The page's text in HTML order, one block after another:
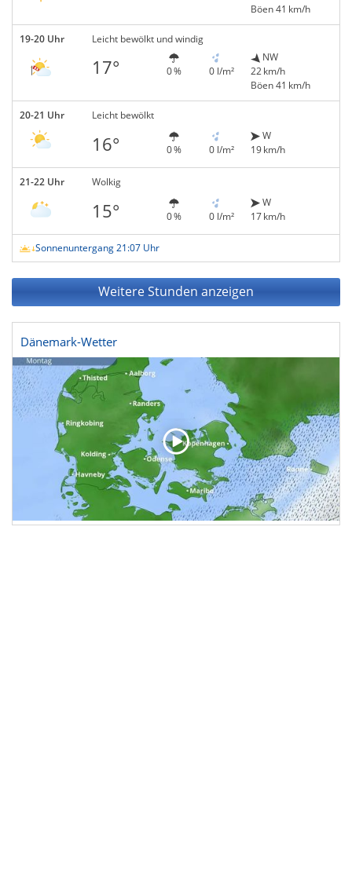
Böen 41 km/h
19-20 Uhr Leicht bewölkt und windig
17° 0 % 0 l/m²
NW
22 km/h
Böen 41 km/h
20-21 Uhr Leicht bewölkt
16° 0 % 0 l/m²
W
19 km/h
21-22 Uhr Wolkig
15° 0 % 0 l/m²
W
17 km/h
Sonnenuntergang 21:07 Uhr
Weitere Stunden anzeigen
Dänemark-Wetter